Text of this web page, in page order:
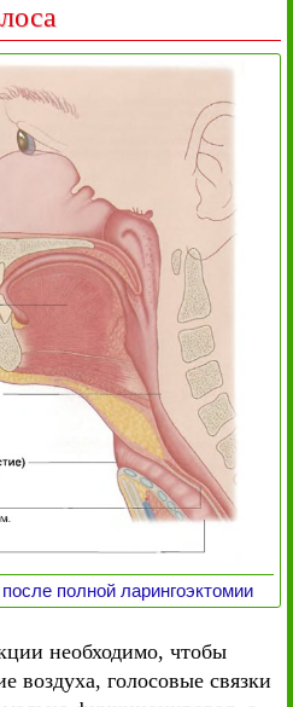
полной ларингоэктомии
необходимо, чтобы
воздуха, голосовые связки